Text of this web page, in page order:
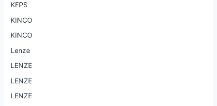
KFPS
KINCO
KINCO
Lenze
LENZE
LENZE
LENZE